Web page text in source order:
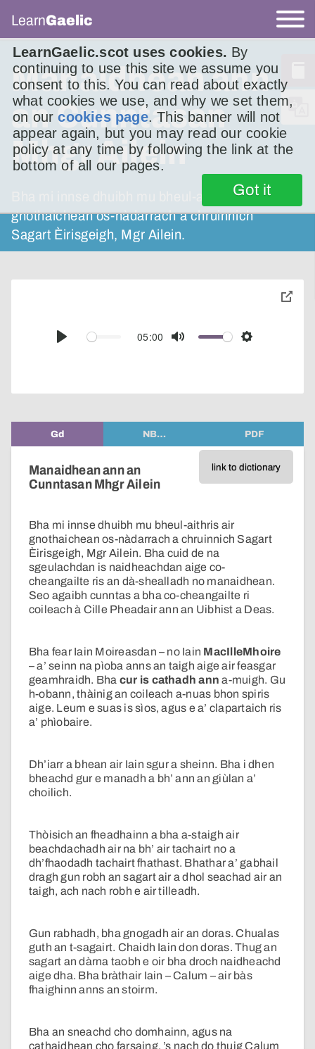
LearnGaelic.scot uses cookies. By
continuing to use this site we assume you
consent to this. You can read about exactly
what cookies we use, and why we set them,
on ourcookies page. This banner will not
appear again, but you may read our cookie
policy at any time by following the link at the
bottom of all our pages.
Got it
LearnGaelic
Manaidhean ann
an Cunntasan
Mhgr Ailein
Bha mi innse dhuibh mu bheul-aithris air
gnothaichean os-nàdarrach a chruinnich
Sagart Èirisgeigh, Mgr Ailein.
Play
05:00
Mute Settings
toggle
Gd NB… PDF
link to dictionary
Manaidhean ann an
Cunntasan Mhgr Ailein
Bha mi innse dhuibh mu bheul-aithris air
gnothaichean os-nàdarrach a chruinnich Sagart
Èirisgeigh, Mgr Ailein. Bha cuid de na
sgeulachdan is naidheachdan aige co-
cheangailte ris an dà-shealladh no manaidhean.
Seo agaibh cunntas a bha co-cheangailte ri
coileach à Cille Pheadair ann an Uibhist a Deas.
Bha fear Iain Moireasdan – no Iain MacIlleMhoire
– a’ seinn na pìoba anns an taigh aige air feasgar
geamhraidh. Bha cur is cathadh ann a-muigh. Gu
h-obann, thàinig an coileach a-nuas bhon spiris
aige. Leum e suas is sìos, agus e a’ clapartaich ris
a’ phìobaire.
Dh’iarr a bhean air Iain sgur a sheinn. Bha i dhen
bheachd gur e manadh a bh’ ann an giùlan a’
choilich.
Thòisich an fheadhainn a bha a-staigh air
beachdachadh air na bh’ air tachairt no a
dh’fhaodadh tachairt fhathast. Bhathar a’ gabhail
dragh gun robh an sagart air a dhol seachad air an
taigh, ach nach robh e air tilleadh.
Gun rabhadh, bha gnogadh air an doras. Chualas
guth an t-sagairt. Chaidh Iain don doras. Thug an
sagart an dàrna taobh e oir bha droch naidheachd
aige dha. Bha bràthair Iain – Calum – air bàs
fhaighinn anns an stoirm.
Bha an sneachd cho domhainn, agus na
cathaidhean cho farsaing, ’s nach do thuig Calum